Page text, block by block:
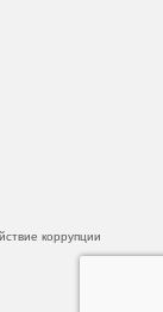
коррупции